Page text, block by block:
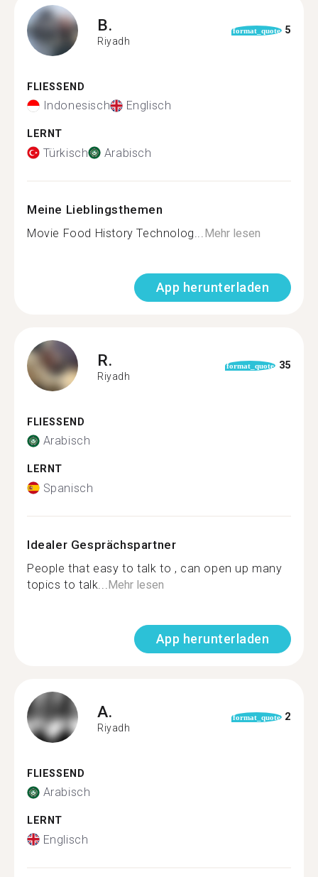
B.
Riyadh
format_quote 5
FLIESSEND
Indonesisch Englisch
LERNT
Türkisch Arabisch
Meine Lieblingsthemen
Movie Food History Technolog... Mehr lesen
App herunterladen
R.
Riyadh
format_quote 35
FLIESSEND
Arabisch
LERNT
Spanisch
Idealer Gesprächspartner
People that easy to talk to , can open up many
topics to talk... Mehr lesen
App herunterladen
A.
Riyadh
format_quote 2
FLIESSEND
Arabisch
LERNT
Englisch